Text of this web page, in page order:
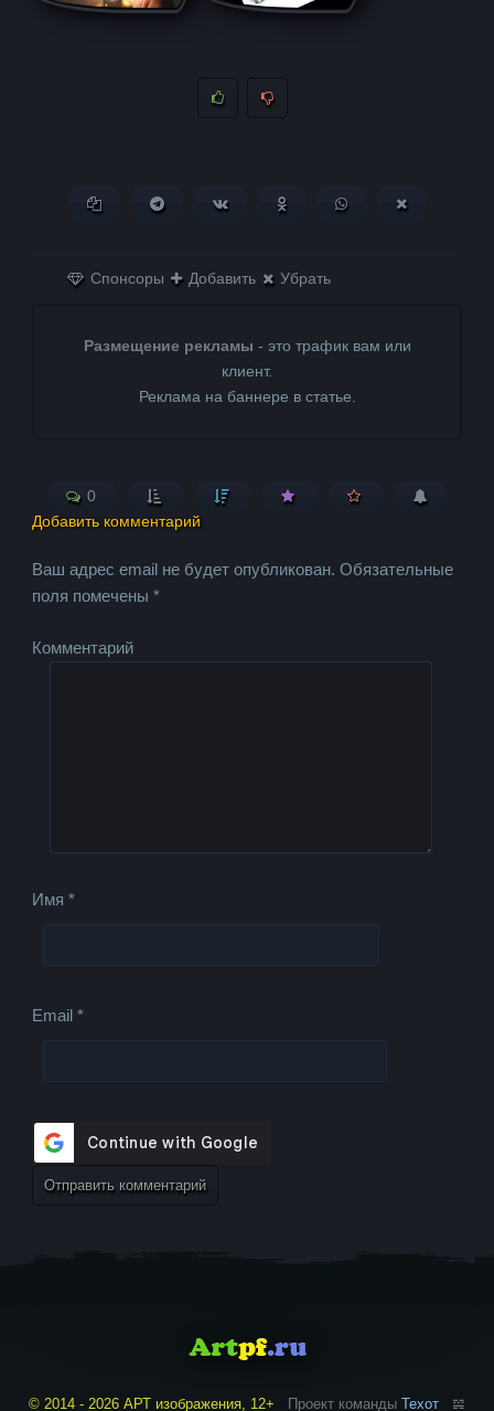
Копировать ссылкуПоделиться в Telegram
Поделиться ВКонтактеПоделиться в
Поделиться в
Спонсоры Добавить Убрать
Размещение рекламы - это трафик вам или
клиент.
Реклама на баннере в статье.
0
Добавить комментарий
Ваш адрес email не будет опубликован. Обязательные
поля помечены*
Комментарий
Имя*
Email*
© 2014 - 2026 АРТ изображения, 12+ Проект команды Техот 𝌴